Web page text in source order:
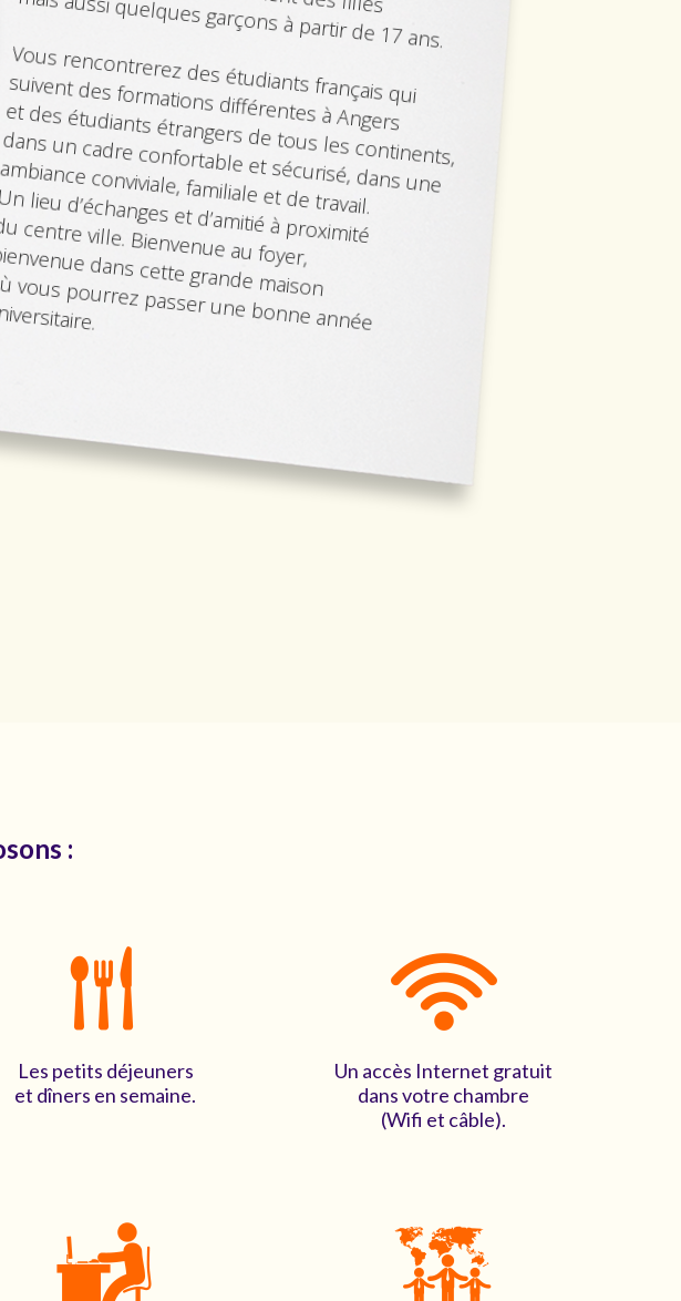
mais aussi quelques garçons à partir de 17 ans.
Vous rencontrerez des étudiants français qui
suivent des formations différentes à Angers
et des étudiants étrangers de tous les continents,
dans un cadre confortable et sécurisé, dans une
ambiance conviviale, familiale et de travail.
lieu d’échanges et d’amitié à proximité
centre ville. Bienvenue au foyer,
dans cette grande maison
vous pourrez passer une bonne année
:
Les petits déjeuners
et dîners en semaine.
Un accès Internet gratuit
dans votre chambre
(Wifi et câble).